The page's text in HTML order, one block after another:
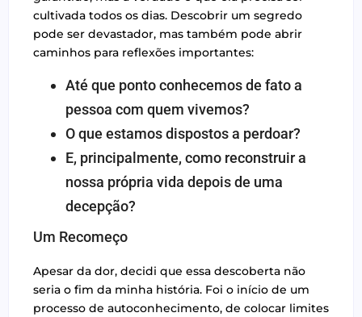
cultivada todos os dias. Descobrir um segredo
pode ser devastador, mas também pode abrir
caminhos para reflexões importantes:
Até que ponto conhecemos de fato a
pessoa com quem vivemos?
O que estamos dispostos a perdoar?
E, principalmente, como reconstruir a
nossa própria vida depois de uma
decepção?
Um Recomeço
Apesar da dor, decidi que essa descoberta não
seria o fim da minha história. Foi o início de um
processo de autoconhecimento, de colocar limites